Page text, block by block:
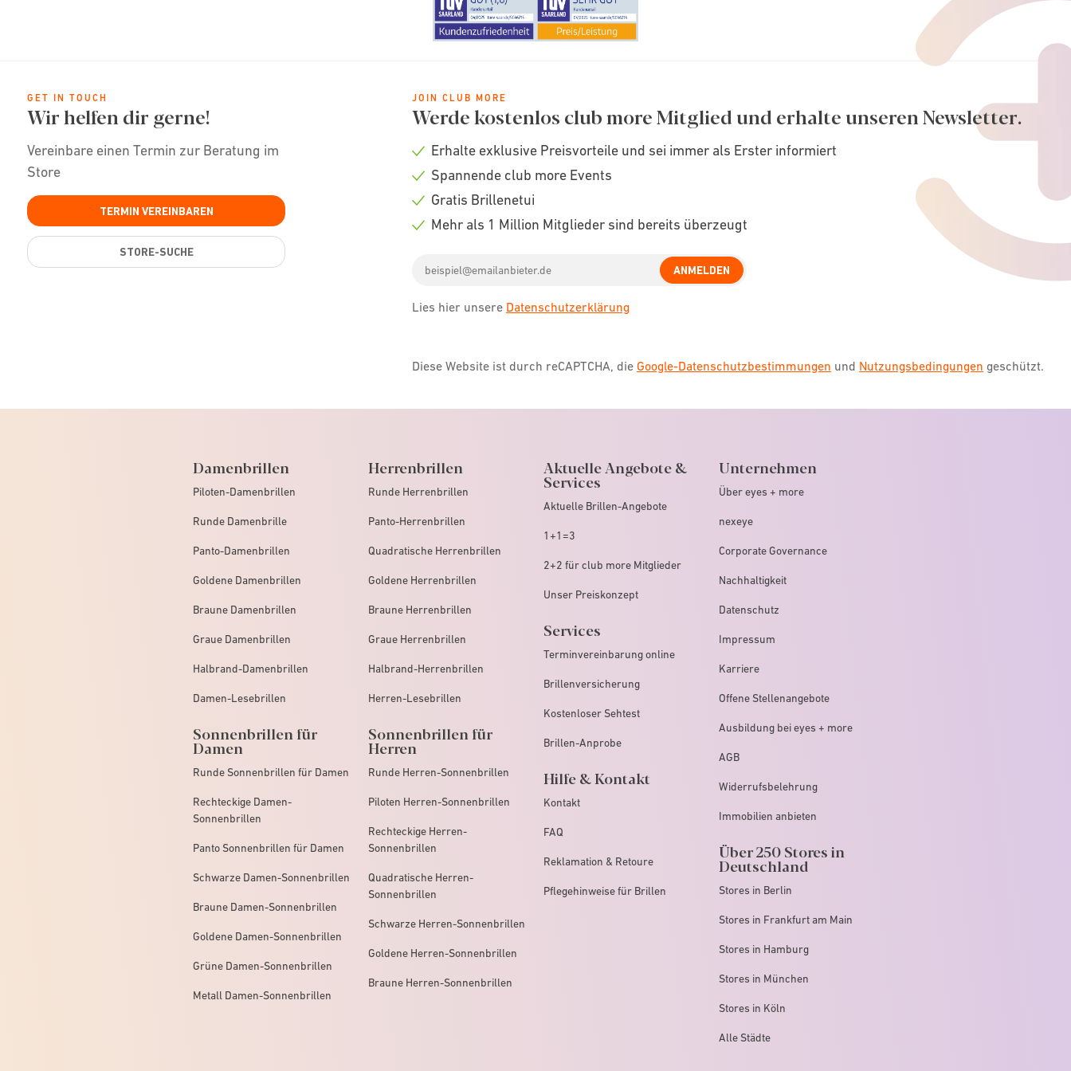
GET IN TOUCH
Wir helfen dir gerne!
Vereinbare einen Termin zur Beratung im
Store
TERMIN VEREINBAREN
STORE-SUCHE
JOIN CLUB MORE
Werde kostenlos club more Mitglied und erhalte unseren Newsletter.
Check
Erhalte exklusive Preisvorteile und sei immer als Erster informiert
Check
Spannende club more Events
Check
Gratis Brillenetui
Mehr als 1 Million Mitglieder sind bereits überzeugt
address
ANMELDEN
Lies hier unsere Datenschutzerklärung
Diese Website ist durch reCAPTCHA, die Google-Datenschutzbestimmungen und Nutzungsbedingungen geschützt.
Damenbrillen
Piloten-Damenbrillen
Runde Damenbrille
Panto-Damenbrillen
Goldene Damenbrillen
Braune Damenbrillen
Graue Damenbrillen
Halbrand-Damenbrillen
Damen-Lesebrillen
Sonnenbrillen für
Damen
Runde Sonnenbrillen für Damen
Rechteckige Damen-
Sonnenbrillen
Panto Sonnenbrillen für Damen
Schwarze Damen-Sonnenbrillen
Braune Damen-Sonnenbrillen
Goldene Damen-Sonnenbrillen
Grüne Damen-Sonnenbrillen
Metall Damen-Sonnenbrillen
Herrenbrillen
Runde Herrenbrillen
Panto-Herrenbrillen
Quadratische Herrenbrillen
Goldene Herrenbrillen
Braune Herrenbrillen
Graue Herrenbrillen
Halbrand-Herrenbrillen
Herren-Lesebrillen
Sonnenbrillen für
Herren
Runde Herren-Sonnenbrillen
Piloten Herren-Sonnenbrillen
Rechteckige Herren-
Sonnenbrillen
Quadratische Herren-
Sonnenbrillen
Schwarze Herren-Sonnenbrillen
Goldene Herren-Sonnenbrillen
Braune Herren-Sonnenbrillen
Aktuelle Angebote &
Services
Aktuelle Brillen-Angebote
1+1=3
2+2 für club more Mitglieder
Unser Preiskonzept
Services
Terminvereinbarung online
Brillenversicherung
Kostenloser Sehtest
Brillen-Anprobe
Hilfe & Kontakt
Kontakt
FAQ
Reklamation & Retoure
Pflegehinweise für Brillen
Unternehmen
Über eyes + more
nexeye
Corporate Governance
Nachhaltigkeit
Datenschutz
Impressum
Karriere
Offene Stellenangebote
Ausbildung bei eyes + more
AGB
Widerrufsbelehrung
Immobilien anbieten
Über 250 Stores in
Deutschland
Stores in Berlin
Stores in Frankfurt am Main
Stores in Hamburg
Stores in München
Stores in Köln
Alle Städte